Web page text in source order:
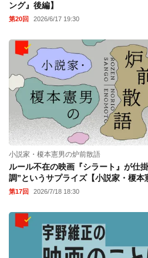
ング』後編】
第20回 2026/6/17 19:30
小説家・榎本憲男の炉前散語
ルール不在の映画『シラート』が仕
調”というサプライズ【小説家・榎本
第17回 2026/7/18 18:30